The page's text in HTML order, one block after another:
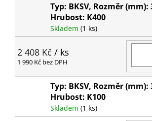
Typ: BKSV, Rozměr (mm):
Hrubost: K400
Skladem (1 ks)
2 408 Kč / ks
1 990 Kč bez DPH
Typ: BKSV, Rozměr (mm):
Hrubost: K100
Skladem (1 ks)